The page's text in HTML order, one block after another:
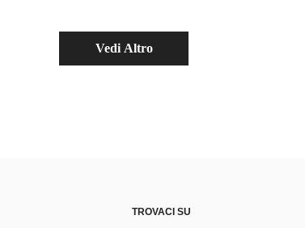
Vedi Altro
TROVACI SU